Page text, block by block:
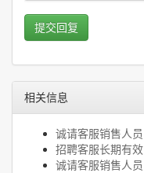
提交回复
相关信息
诚请客服销售人员
招聘客服长期有效
诚请客服销售人员